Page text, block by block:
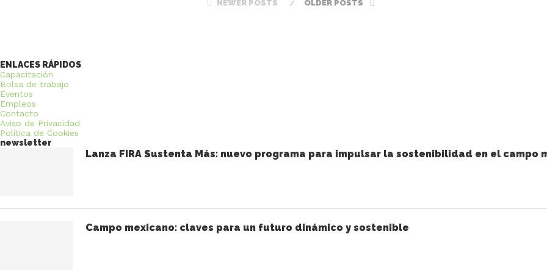
NEWER POSTS OLDER POSTS
ENLACES RÁPIDOS
Capacitación
Bolsa de trabajo
Eventos
Empleos
Contacto
Aviso de Privacidad
Política de Cookies
newsletter
Lanza FIRA Sustenta Más: nuevo programa para impulsar la sostenibilidad en el campo
Campo mexicano: claves para un futuro dinámico y sostenible